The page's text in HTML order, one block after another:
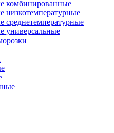
комбинированные
универсальные